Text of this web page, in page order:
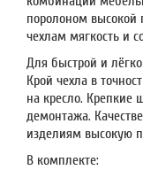
поролоном высокой
чехлам мягкость и
Для быстрой и
Крой чехла в
на кресло. Крепкие
демонтажа.
изделиям высокую
В комплекте: